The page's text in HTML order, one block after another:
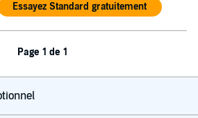
Essayez Standard gratuitement
Page 1 de 1